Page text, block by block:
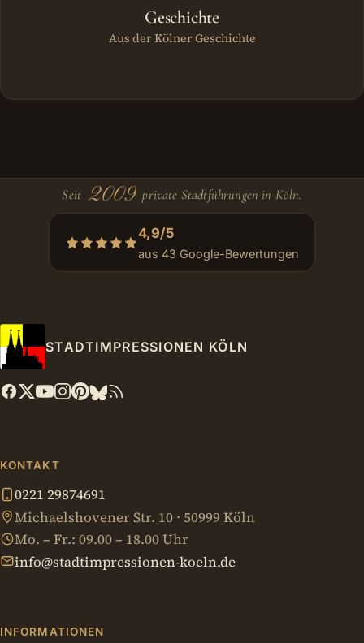
Geschichte
Aus der Kölner Geschichte
Seit 2009 private Stadtführungen in Köln.
4,9/5
aus 43 Google-Bewertungen
STADTIMPRESSIONEN KÖLN
KONTAKT
0221 29874691
Michaelshovener Str. 10 · 50999 Köln
Mo. – Fr.: 09.00 – 18.00 Uhr
info@stadtimpressionen-koeln.de
INFORMATIONEN